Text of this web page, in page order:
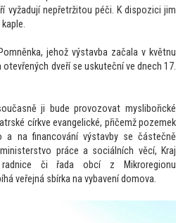
vyžadují nepřetržitou péči. K dispozici jim
kaple.
jehož výstavba začala v květnu
dveří se uskuteční ve dnech 17.
ji bude provozovat myslibořické
církve evangelické, přičemž pozemek
a na financování výstavby se částečně
práce a sociálních věcí, Kraj
radnice či řada obcí z Mikroregionu
veřejná sbírka na vybavení domova.